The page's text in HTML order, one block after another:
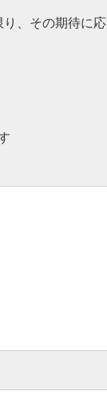
、その期待に応